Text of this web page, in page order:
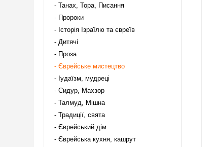
Танах, Тора, Писання
Пророки
Історія Ізраїлю та євреїв
Дитячі
Проза
Єврейське мистецтво
Іудаїзм, мудреці
Сидур, Махзор
Талмуд, Мішна
Традиції, свята
Єврейський дім
Єврейська кухня, кашрут